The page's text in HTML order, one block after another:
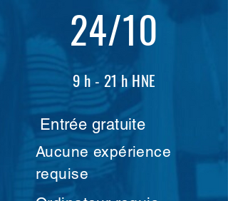
24/10
9 h - 21 h HNE
Entrée gratuite
Aucune expérience
requise